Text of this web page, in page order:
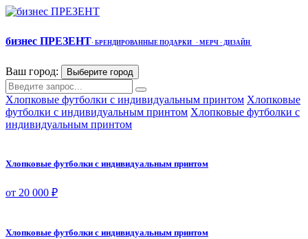
бизнес ПРЕЗЕНТ· БРЕНДИРОВАННЫЕ ПОДАРКИ · МЕРЧ · ДИЗАЙН
Ваш город: Выберите город
Хлопковые футболки с индивидуальным принтом Хлопковые
футболки с индивидуальным принтом Хлопковые футболки с
индивидуальным принтом
Хлопковые футболки с индивидуальным принтом
от 20 000 ₽
Хлопковые футболки с индивидуальным принтом